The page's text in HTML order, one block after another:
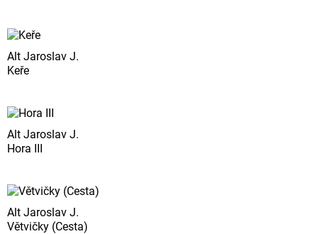
Alt Jaroslav J.
Keře
Alt Jaroslav J.
Hora III
Alt Jaroslav J.
Větvičky (Cesta)